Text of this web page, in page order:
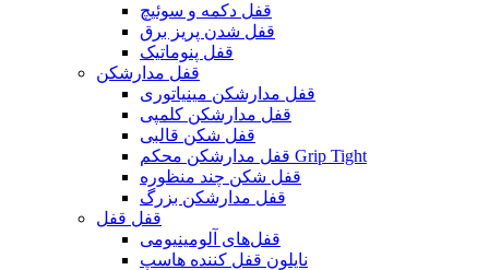
قفل دکمه و سوئیچ
قفل شدن پریز برق
قفل پنوماتیک
قفل مدارشکن
قفل مدارشکن مینیاتوری
قفل مدارشکن کلمپی
قفل شکن قالبی
قفل مدارشکن محکم Grip Tight
قفل شکن چند منظوره
قفل مدارشکن بزرگ
قفل قفل
قفل‌های آلومینیومی
نایلون قفل کننده هاسپ